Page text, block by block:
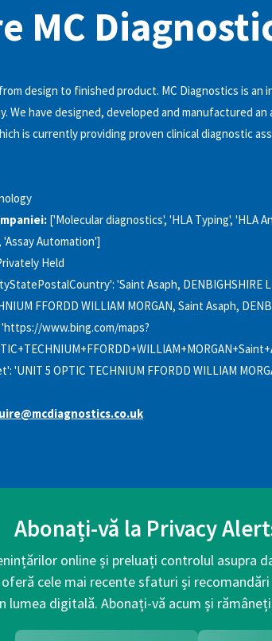
MC
design to finished product. MC Diagnostics is an
We have designed, developed and manufactured
is currently providing proven clinical diagnostic
['Molecular diagnostics', 'HLA Typing', 'HLA
Automation']
Held
'Saint Asaph, DENBIGHSHIRE
FFORDD WILLIAM MORGAN, Saint Asaph,
www.bing.com/maps?
'UNIT 5 OPTIC TECHNIUM FFORDD WILLIAM
Abonați-vă la Privacy
online și preluați controlul asupra
cele mai recente sfaturi și
lumea digitală. Abonați-vă acum și